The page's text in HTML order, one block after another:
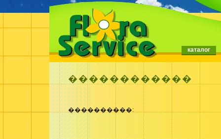
каталог
������������
����������: